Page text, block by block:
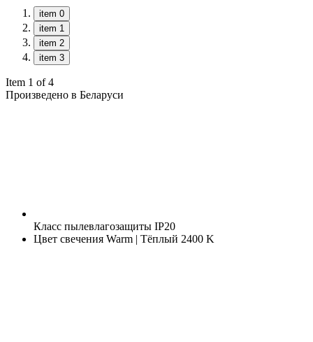
item 0
item 1
item 2
item 3
Item 1 of 4
Произведено в Беларуси
Класс пылевлагозащиты IP20
Цвет свечения Warm | Тёплый 2400 K